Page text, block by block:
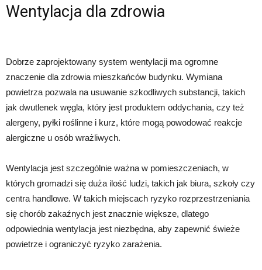
Wentylacja dla zdrowia
Dobrze zaprojektowany system wentylacji ma ogromne
znaczenie dla zdrowia mieszkańców budynku. Wymiana
powietrza pozwala na usuwanie szkodliwych substancji, takich
jak dwutlenek węgla, który jest produktem oddychania, czy też
alergeny, pyłki roślinne i kurz, które mogą powodować reakcje
alergiczne u osób wrażliwych.
Wentylacja jest szczególnie ważna w pomieszczeniach, w
których gromadzi się duża ilość ludzi, takich jak biura, szkoły czy
centra handlowe. W takich miejscach ryzyko rozprzestrzeniania
się chorób zakaźnych jest znacznie większe, dlatego
odpowiednia wentylacja jest niezbędna, aby zapewnić świeże
powietrze i ograniczyć ryzyko zarażenia.